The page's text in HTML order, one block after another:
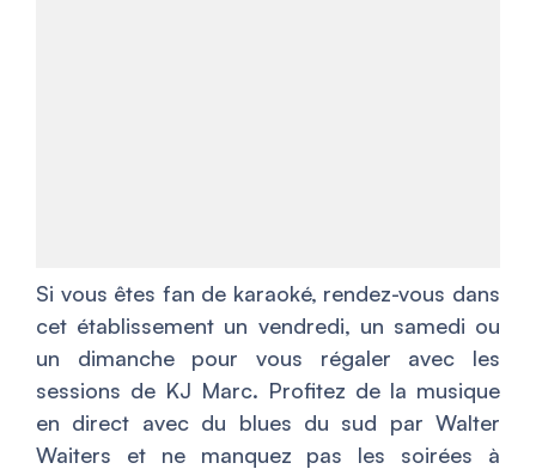
Si vous êtes fan de karaoké, rendez-vous dans
cet établissement un vendredi, un samedi ou
un dimanche pour vous régaler avec les
sessions de KJ Marc. Profitez de la musique
en direct avec du blues du sud par Walter
Waiters et ne manquez pas les soirées à